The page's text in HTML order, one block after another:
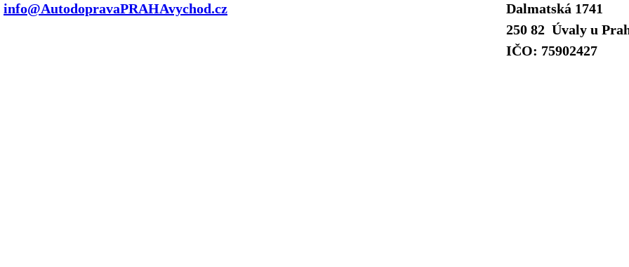
info@AutodopravaPRAHAvychod.cz
Dalmatská 1741
250 82 Úvaly u
IČO: 75902427